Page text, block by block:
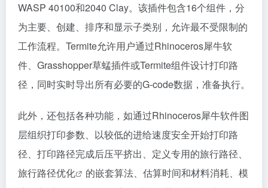
WASP 40100和2040 Clay。该插件包含16个组件，分
为主要、创建、排序和显示子类别，允许最不受限制的
工作流程。Termite允许用户通过Rhinoceros犀牛软
件、Grasshopper草蜢插件或Termite组件设计打印路
径，同时实时导出所有必要的G-code数据，准备执行。
此外，还包括各种功能，如通过Rhinoceros犀牛软件图
层组织打印参数、以较低的进给速度安全开始打印路
径、打印路径完成后压平挤出、定义专用的旅行路径、
旅行路径优化
的嵌套算法、估算时间和材料消耗、模